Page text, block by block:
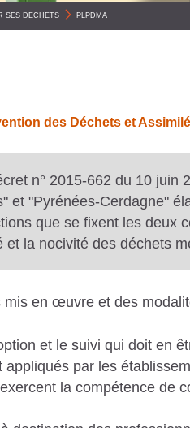
SES DECHETS PLPDMA
des Déchets et
n° 2015-662 du 10 juin
et "Pyrénées-Cerdagne"
que se fixent les deux
et la nocivité des déchets
mis en œuvre et des
et le suivi qui doit en
appliqués par les
la compétence de